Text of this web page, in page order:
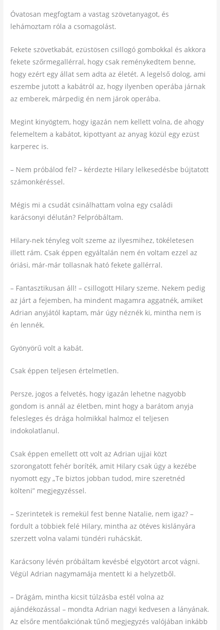
Óvatosan megfogtam a vastag szövetanyagot, és
lehámoztam róla a csomagolást.
Fekete szövetkabát, ezüstösen csillogó gombokkal és akkora
fekete szőrmegallérral, hogy csak reménykedtem benne,
hogy ezért egy állat sem adta az életét. A legelső dolog, ami
eszembe jutott a kabátról az, hogy ilyenben operába járnak
az emberek, márpedig én nem járok operába.
Megint kinyögtem, hogy igazán nem kellett volna, de ahogy
felemeltem a kabátot, kipottyant az anyag közül egy ezüst
karperec is.
– Nem próbálod fel? – kérdezte Hilary lelkesedésbe bújtatott
számonkéréssel.
Mégis mi a csudát csinálhattam volna egy családi
karácsonyi délután? Felpróbáltam.
Hilary-nek tényleg volt szeme az ilyesmihez, tökéletesen
illett rám. Csak éppen egyáltalán nem én voltam ezzel az
óriási, már-már tollasnak ható fekete gallérral.
– Fantasztikusan áll! – csillogott Hilary szeme. Nekem pedig
az járt a fejemben, ha mindent magamra aggatnék, amiket
Adrian anyjától kaptam, már úgy néznék ki, mintha nem is
én lennék.
Gyönyörű volt a kabát.
Csak éppen teljesen értelmetlen.
Persze, jogos a felvetés, hogy igazán lehetne nagyobb
gondom is annál az életben, mint hogy a barátom anyja
felesleges és drága holmikkal halmoz el teljesen
indokolatlanul.
Csak éppen emellett ott volt az Adrian ujjai közt
szorongatott fehér boríték, amit Hilary csak úgy a kezébe
nyomott egy „Te biztos jobban tudod, mire szeretnéd
költeni” megjegyzéssel.
– Szerintetek is remekül fest benne Natalie, nem igaz? –
fordult a többiek felé Hilary, mintha az ötéves kislányára
szerzett volna valami tündéri ruhácskát.
Karácsony lévén próbáltam kevésbé elgyötört arcot vágni.
Végül Adrian nagymamája mentett ki a helyzetből.
– Drágám, mintha kicsit túlzásba estél volna az
ajándékozással – mondta Adrian nagyi kedvesen a lányának.
Az elsőre mentőakciónak tűnő megjegyzés valójában inkább